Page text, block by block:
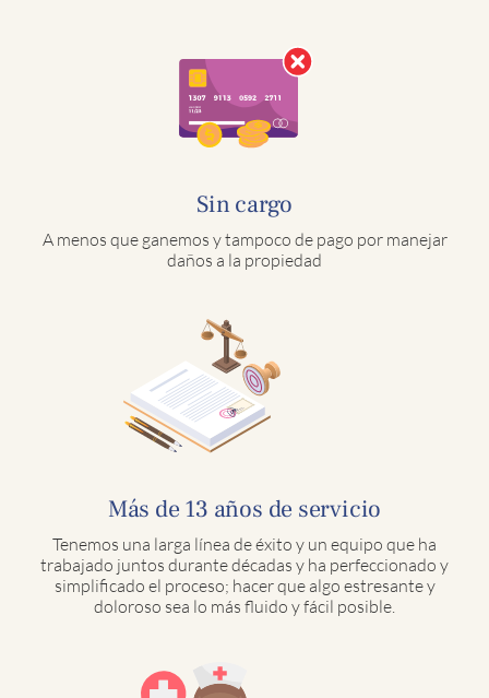
Sin cargo
A menos que ganemos y tampoco de pago por manejar
daños a la propiedad
Más de 13 años de servicio
Tenemos una larga línea de éxito y un equipo que ha
trabajado juntos durante décadas y ha perfeccionado y
simplificado el proceso; hacer que algo estresante y
doloroso sea lo más fluido y fácil posible.